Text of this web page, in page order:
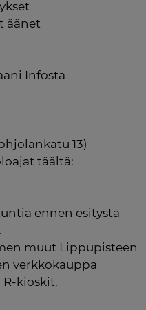
äänet
Infosta
13)
täältä:
ennen esitystä
muut Lippupisteen
verkkokauppa
kioskit.